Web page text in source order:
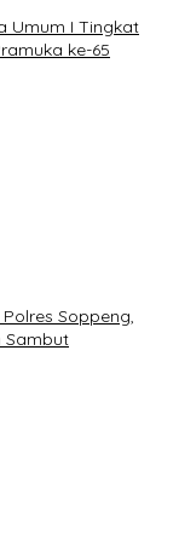
Umum I Tingkat
ke-65
Soppeng,
Sambut